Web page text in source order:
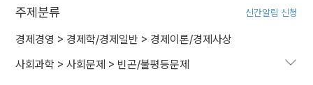
주제분류 신간알림 신청
경제경영 > 경제학/경제일반 > 경제이론/경제사상
사회과학 > 사회문제 > 빈곤/불평등문제